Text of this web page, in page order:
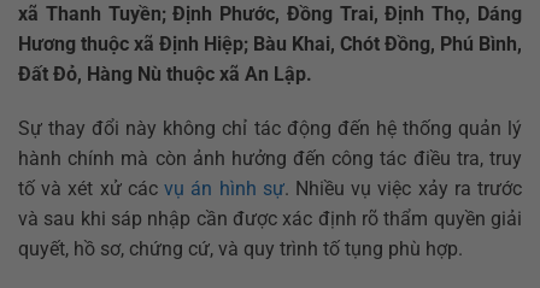
xã Thanh Tuyền; Định Phước, Đồng Trai, Định Thọ, Dáng
Hương thuộc xã Định Hiệp; Bàu Khai, Chót Đồng, Phú Bình,
Đất Đỏ, Hàng Nù thuộc xã An Lập.
Sự thay đổi này không chỉ tác động đến hệ thống quản lý
hành chính mà còn ảnh hưởng đến công tác điều tra, truy
tố và xét xử cácvụ án hình sự. Nhiều vụ việc xảy ra trước
và sau khi sáp nhập cần được xác định rõ thẩm quyền giải
quyết, hồ sơ, chứng cứ, và quy trình tố tụng phù hợp.